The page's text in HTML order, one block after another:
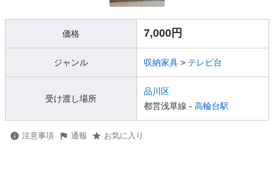
価格 7,000円
ジャンル 収納家具 > テレビ台
受け渡し場所
品川区
都営浅草線 - 高輪台駅
注意事項 通報 お気に入り